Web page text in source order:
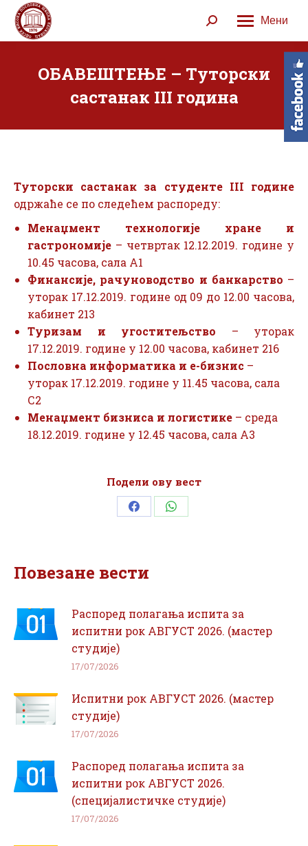
Мени
Search:
ОБАВЕШТЕЊЕ – Туторски
састанак III година
Туторски састанак за студенте III године
одржаће се по следећем распореду:
Менаџмент технологије хране и
гастрономије – четвртак 12.12.2019. године у
10.45 часова, сала А1
Финансије, рачуноводство и банкарство –
уторак 17.12.2019. године од 09 до 12.00 часова,
кабинет 213
Туризам и угоститељство – уторак
17.12.2019. године у 12.00 часова, кабинет 216
Пословна информатика и е-бизнис –
уторак 17.12.2019. године у 11.45 часова, сала
С2
Менаџмент бизниса и логистике – среда
18.12.2019. године у 12.45 часова, сала А3
Подели ову вест
Share Share
Повезане вести
Распоред полагања испита за
испитни рок АВГУСТ 2026. (мастер
студије)
17/07/2026
Испитни рок АВГУСТ 2026. (мастер
студије)
17/07/2026
Распоред полагања испита за
испитни рок АВГУСТ 2026.
(специјалистичке студије)
17/07/2026